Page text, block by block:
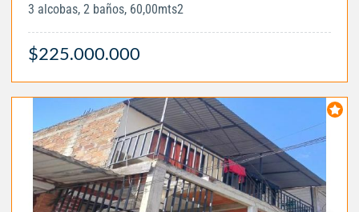
3 alcobas, 2 baños, 60,00mts2
$225.000.000